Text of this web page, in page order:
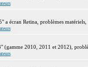
a écran Retina, problèmes matériels,
(gamme 2010, 2011 et 2012),